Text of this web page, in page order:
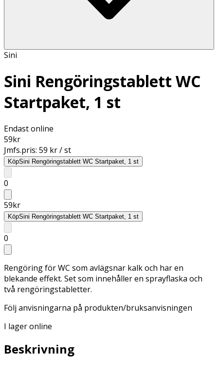
Sini
Sini Rengöringstablett WC
Startpaket, 1 st
Endast online
59kr
Jmfs.pris: 59 kr / st
KöpSini Rengöringstablett WC Startpaket, 1 st
0
59kr
KöpSini Rengöringstablett WC Startpaket, 1 st
0
Rengöring för WC som avlägsnar kalk och har en
blekande effekt. Set som innehåller en sprayflaska och
två rengöringstabletter.
Följ anvisningarna på produkten/bruksanvisningen
I lager online
Beskrivning